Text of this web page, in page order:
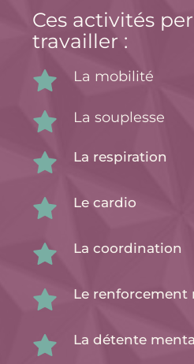
Ces activités
travailler :
La mobilité
La souplesse
La respiration
Le cardio
La coordination
Le renforcement
La détente